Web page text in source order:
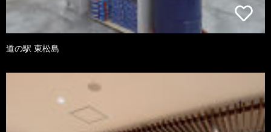
道の駅 東松島